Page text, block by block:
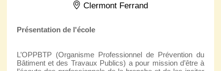
Clermont Ferrand
Présentation de l'école
L’OPPBTP (Organisme Professionnel de Prévention du
Bâtiment et des Travaux Publics) a pour mission d’être à